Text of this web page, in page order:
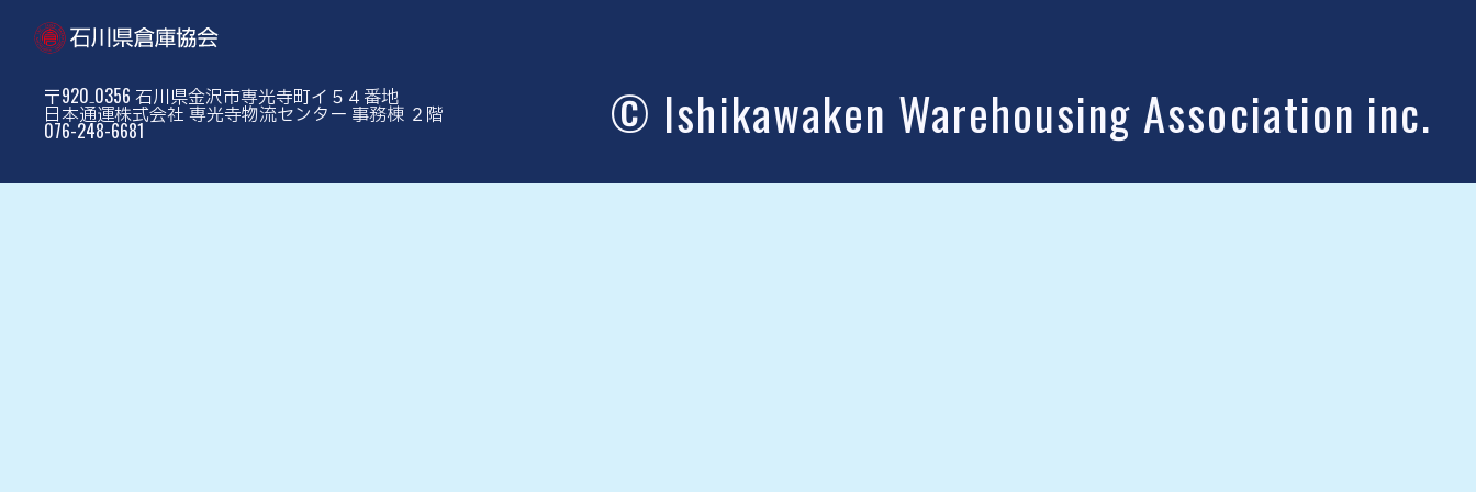
〒920₋0356 石川県金沢市専光寺町イ５４番地
日本通運株式会社 専光寺物流センター 事務棟 ２階
076-248-6681 © Ishikawaken Warehousing Association inc.